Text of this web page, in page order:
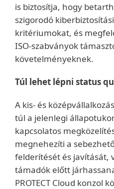
is biztosítja, hogy
szigorodó
kritériumokat, és
ISO-szabványok
követelményeknek.
Túl lehet lépni status
A kis- és
túl a jelenlegi
kapcsolatos
megnehezíti a
felderítését és javítását,
támadók előtt
PROTECT Cloud konzol